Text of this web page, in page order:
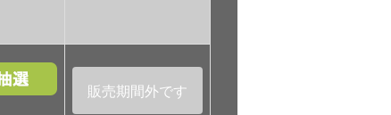
販売期間外です